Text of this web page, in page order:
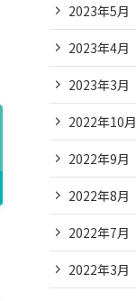
2023年5月
2023年4月
2023年3月
2022年10月
2022年9月
2022年8月
2022年7月
2022年3月